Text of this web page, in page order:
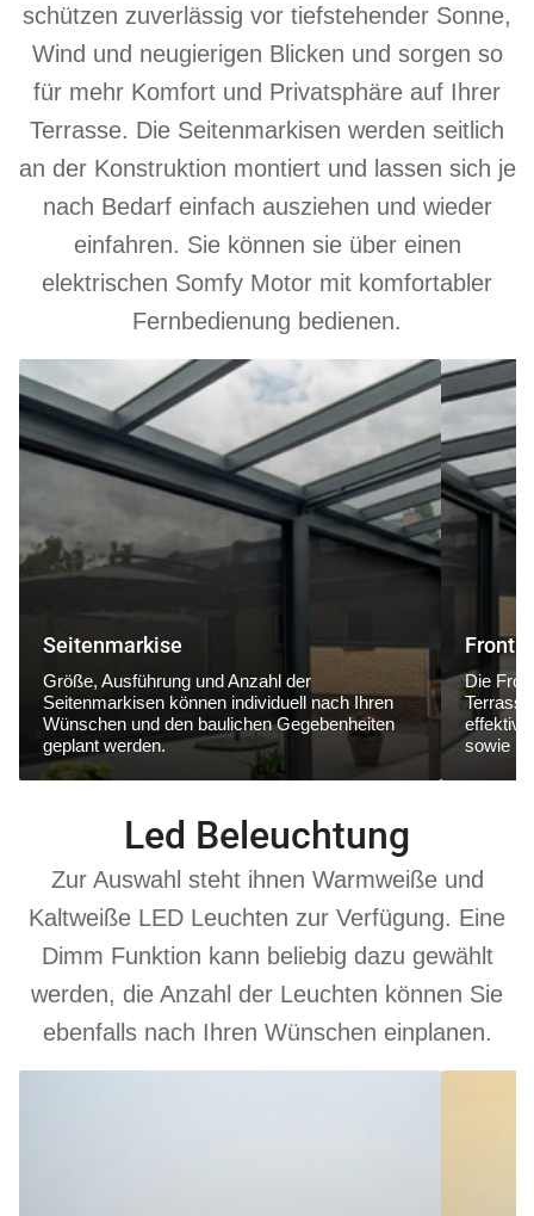
schützen zuverlässig vor tiefstehender Sonne,
Wind und neugierigen Blicken und sorgen so
für mehr Komfort und Privatsphäre auf Ihrer
Terrasse. Die Seitenmarkisen werden seitlich
an der Konstruktion montiert und lassen sich je
nach Bedarf einfach ausziehen und wieder
einfahren. Sie können sie über einen
elektrischen Somfy Motor mit komfortabler
Fernbedienung bedienen.
Seitenmarkise
Seitenmarkise
Größe, Ausführung und Anzahl der
Seitenmarkisen können individuell nach Ihren
Wünschen und den baulichen Gegebenheiten
geplant werden.
Die
sowie
Led Beleuchtung
Zur Auswahl steht ihnen Warmweiße und
Kaltweiße LED Leuchten zur Verfügung. Eine
Dimm Funktion kann beliebig dazu gewählt
werden, die Anzahl der Leuchten können Sie
ebenfalls nach Ihren Wünschen einplanen.